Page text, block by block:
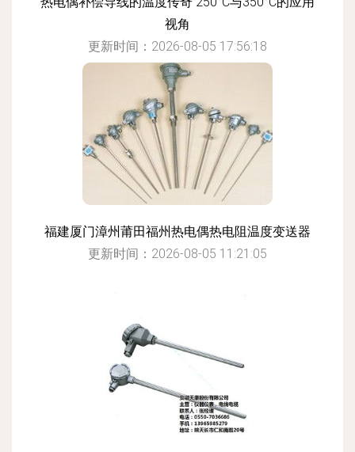
视角
更新时间：2026-08-05 17:56:18
福建厦门漳州莆田福州热电偶热电阻温度变送器
更新时间：2026-08-05 11:21:05